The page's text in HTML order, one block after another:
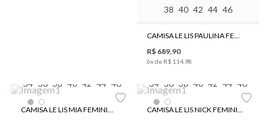
38 40 42 44 46
CAMISA LE LIS PAULINA FEMININA
R$ 689,90
6x de R$ 114 98
34 36 38 40 42 44 46
CAMISA LE LIS MIA FEMININA
34 36 38 40 42 44 46
CAMISA LE LIS NICK FEMININA